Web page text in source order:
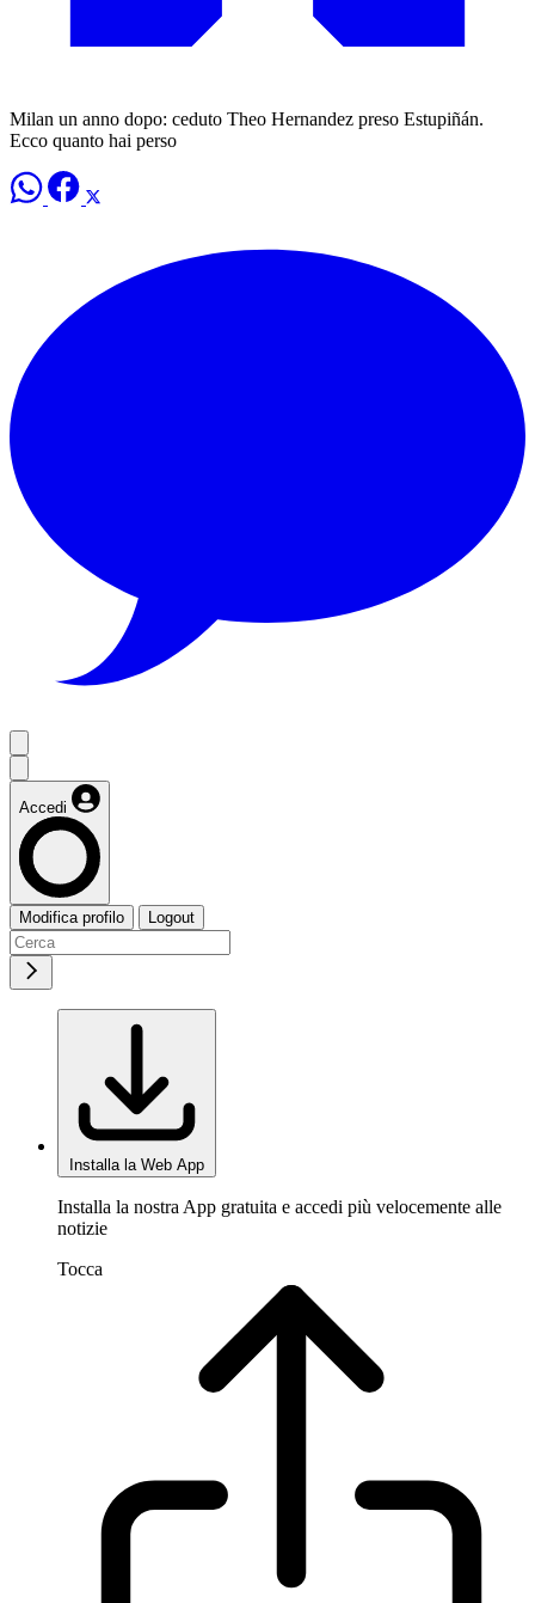
Milan un anno dopo: ceduto Theo Hernandez preso Estupiñán.
Ecco quanto hai perso
Accedi
Modifica profilo Logout
Installa la Web App
Installa la nostra App gratuita e accedi più velocemente alle
notizie
Tocca